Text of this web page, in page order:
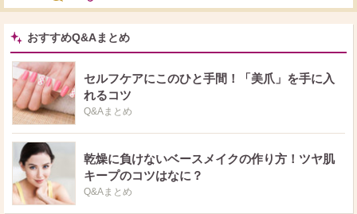
おすすめQ&Aまとめ
セルフケアにこのひと手間！「美爪」を手に入
れるコツ
Q&Aまとめ
乾燥に負けないベースメイクの作り方！ツヤ肌
キープのコツはなに？
Q&Aまとめ